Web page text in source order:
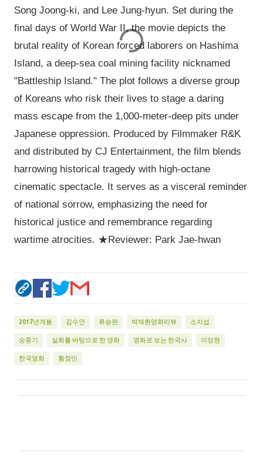
Song Joong-ki, and Lee Jung-hyun. Set during the
final days of World War II, the movie depicts the
brutal reality of Korean forced laborers on Hashima
Island, a deep-sea coal mining facility nicknamed
"Battleship Island." The plot follows a diverse group
of Koreans who risk their lives to stage a daring
mass escape from the 1,000-meter-deep pits under
Japanese oppression. Produced by Filmmaker R&K
and distributed by CJ Entertainment, the film blends
harrowing historical tragedy with high-octane
cinematic spectacle. It serves as a visceral reminder
of national sorrow, emphasizing the need for
historical justice and remembrance regarding
wartime atrocities. ★Reviewer: Park Jae-hwan
2017년개봉 김수안 류승완 박재환영화리뷰 소지섭
송중기 실화를 바탕으로 한 영화 영화로 보는 한국사 이정현
한국영화 황정민